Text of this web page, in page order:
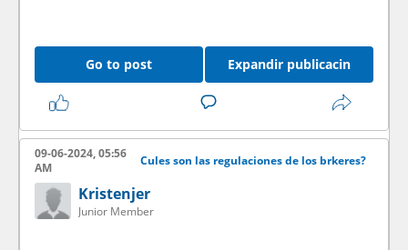
Go to post Expandir publicacin
09-06-2024, 05:56
AM
Cules son las regulaciones de los brkeres?
Kristenjer
Junior Member